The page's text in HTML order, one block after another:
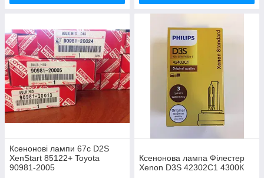
Ксенонові лампи 67с D2S
XenStart 85122+ Toyota
90981-2005
Ксенонова лампа Філестер
Xenon D3S 42302C1 4300К